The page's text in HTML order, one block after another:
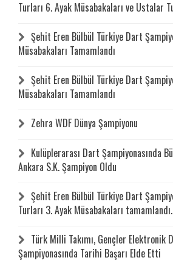
Turları 6. Ayak Müsabakaları ve Ustalar
Şehit Eren Bülbül Türkiye Dart
Müsabakaları Tamamlandı
Şehit Eren Bülbül Türkiye Dart
Müsabakaları Tamamlandı
Zehra WDF Dünya Şampiyonu
Kulüplerarası Dart Şampiyonasında
Ankara S.K. Şampiyon Oldu
Şehit Eren Bülbül Türkiye Dart
Turları 3. Ayak Müsabakaları tamamlandı.
Türk Milli Takımı, Gençler Elektronik
Şampiyonasında Tarihi Başarı Elde Etti